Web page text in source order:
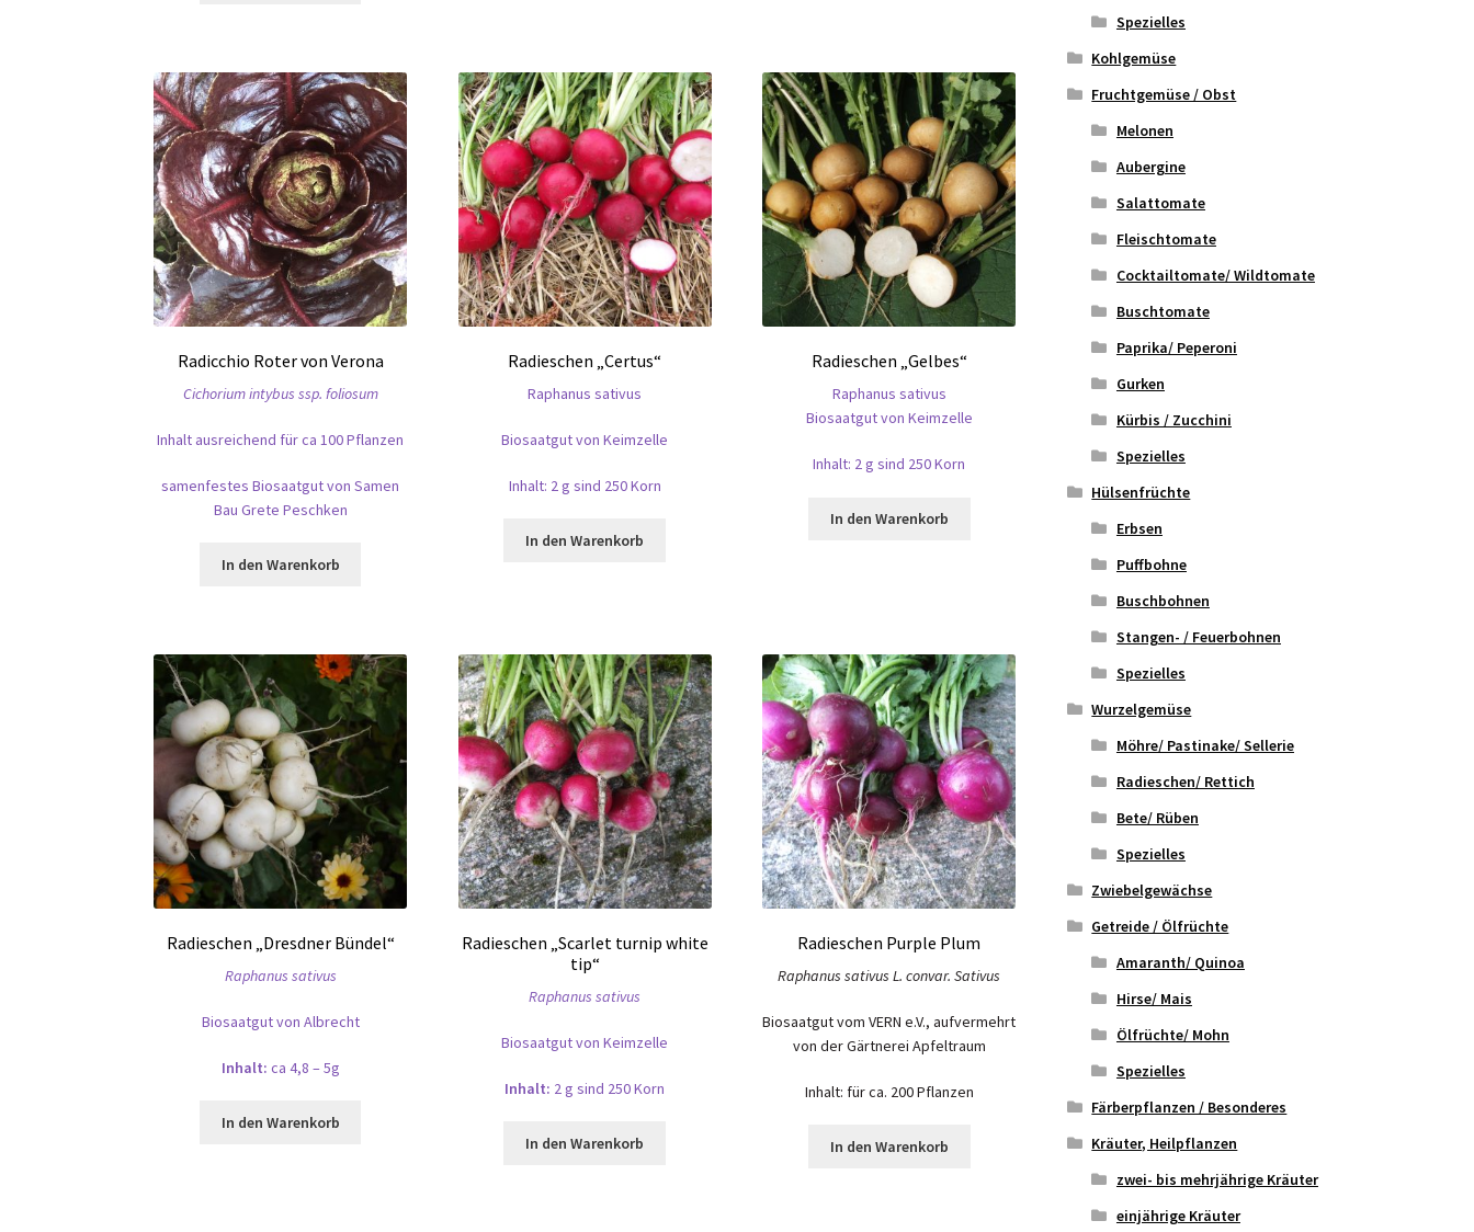
Radicchio Roter von Verona
Cichorium intybus ssp. foliosum
Inhalt ausreichend für ca 100 Pflanzen
samenfestes Biosaatgut von Samen
Bau Grete Peschken
In den Warenkorb
Radieschen „Certus“
Raphanus sativus
Biosaatgut von Keimzelle
Inhalt: 2 g sind 250 Korn
In den Warenkorb
Radieschen „Gelbes“
Raphanus sativus
Biosaatgut von Keimzelle
Inhalt: 2 g sind 250 Korn
In den Warenkorb
Radieschen „Dresdner Bündel“
Raphanus sativus
Biosaatgut von Albrecht
Inhalt: ca 4,8 – 5g
In den Warenkorb
Radieschen „Scarlet turnip white
tip“
Raphanus sativus
Biosaatgut von Keimzelle
Inhalt: 2 g sind 250 Korn
In den Warenkorb
Radieschen Purple Plum
Raphanus sativus L. convar. Sativus
Biosaatgut vom VERN e.V., aufvermehrt
von der Gärtnerei Apfeltraum
Inhalt: für ca. 200 Pflanzen
In den Warenkorb
Spezielles
Kohlgemüse
Fruchtgemüse / Obst
Melonen
Aubergine
Salattomate
Fleischtomate
Cocktailtomate/ Wildtomate
Buschtomate
Paprika/ Peperoni
Gurken
Kürbis / Zucchini
Spezielles
Hülsenfrüchte
Erbsen
Puffbohne
Buschbohnen
Stangen- / Feuerbohnen
Spezielles
Wurzelgemüse
Möhre/ Pastinake/ Sellerie
Radieschen/ Rettich
Bete/ Rüben
Spezielles
Zwiebelgewächse
Getreide / Ölfrüchte
Amaranth/ Quinoa
Hirse/ Mais
Ölfrüchte/ Mohn
Spezielles
Färberpflanzen / Besonderes
Kräuter, Heilpflanzen
zwei- bis mehrjährige Kräuter
einjährige Kräuter